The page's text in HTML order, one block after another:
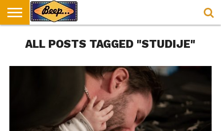
DORUČAK
SVAKODNEVICA
ENTERTAINMENT
LOKACIJE
ZA
HRANA I
RECEPTI
NEPUSACKI
LOKALI
ALL POSTS TAGGED "STUDIJE"